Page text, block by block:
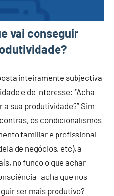
vai conseguir
inteiramente subjectiva
e de interesse: “Acha
sua produtividade?” Sim
os condicionalismos
familiar e profissional
de negócios, etc), a
no fundo o que achar
acha que nos
ser mais produtivo?